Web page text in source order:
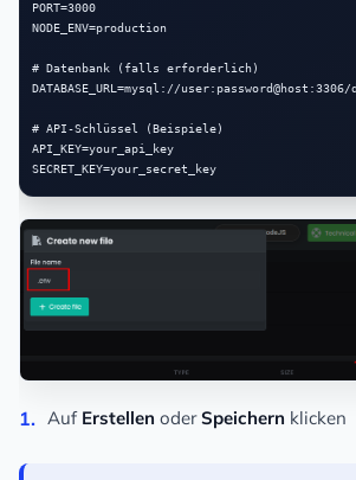
PORT=3000
NODE_ENV=production
# Datenbank (falls erforderlich)
DATABASE_URL=mysql://
# API-Schlüssel (Beispiele)
API_KEY=your_api_key
Auf Erstellen oderSpeichern klicken